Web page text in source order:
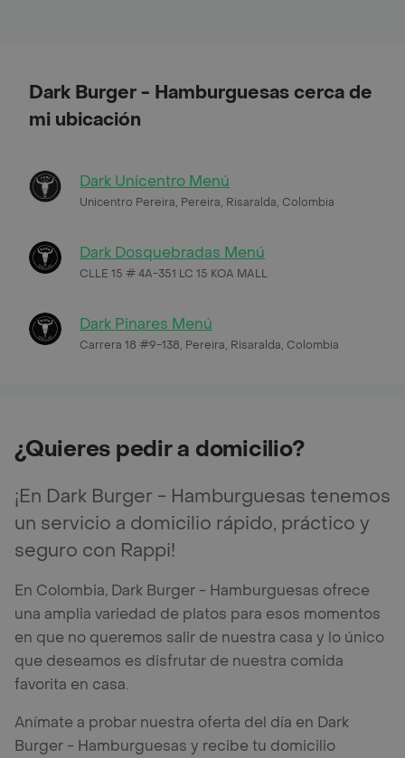
Dark Burger - Hamburguesas cerca de
mi ubicación
Dark Unicentro Menú
Unicentro Pereira, Pereira, Risaralda, Colombia
Dark Dosquebradas Menú
CLLE 15 # 4A-351 LC 15 KOA MALL
Dark Pinares Menú
Carrera 18 #9-138, Pereira, Risaralda, Colombia
¿Quieres pedir a domicilio?
¡En Dark Burger - Hamburguesas tenemos
un servicio a domicilio rápido, práctico y
seguro con Rappi!
En Colombia, Dark Burger - Hamburguesas ofrece
una amplia variedad de platos para esos momentos
en que no queremos salir de nuestra casa y lo único
que deseamos es disfrutar de nuestra comida
favorita en casa.
Anímate a probar nuestra oferta del día en Dark
Burger - Hamburguesas y recibe tu domicilio